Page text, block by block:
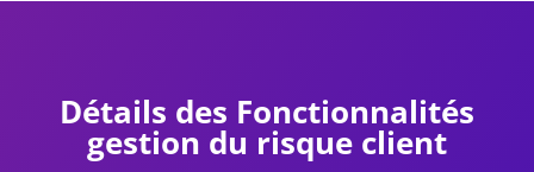
Détails des Fonctionnalités
gestion du risque client